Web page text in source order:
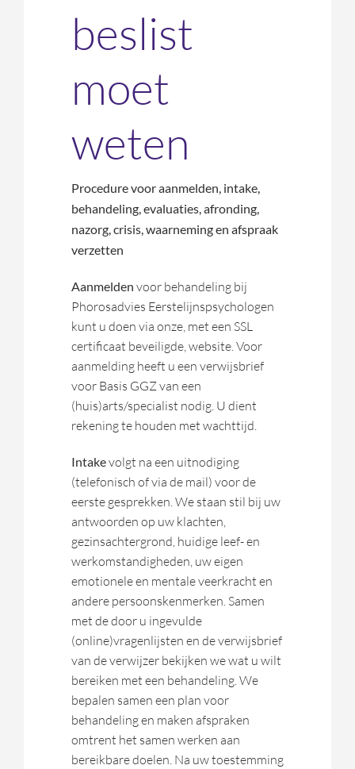
beslist
moet
weten
Procedure voor aanmelden, intake,
behandeling, evaluaties, afronding,
nazorg, crisis, waarneming en afspraak
verzetten
Aanmelden voor behandeling bij
Phorosadvies Eerstelijnspsychologen
kunt u doen via onze, met een SSL
certificaat beveiligde, website. Voor
aanmelding heeft u een verwijsbrief
voor Basis GGZ van een
(huis)arts/specialist nodig. U dient
rekening te houden met wachttijd.
Intakevolgt na een uitnodiging
(telefonisch of via de mail) voor de
eerste gesprekken. We staan stil bij uw
antwoorden op uw klachten,
gezinsachtergrond, huidige leef- en
werkomstandigheden, uw eigen
emotionele en mentale veerkracht en
andere persoonskenmerken. Samen
met de door u ingevulde
(online)vragenlijsten en de verwijsbrief
van de verwijzer bekijken we wat u wilt
bereiken met een behandeling. We
bepalen samen een plan voor
behandeling en maken afspraken
omtrent het samen werken aan
bereikbare doelen. Na uw toestemming